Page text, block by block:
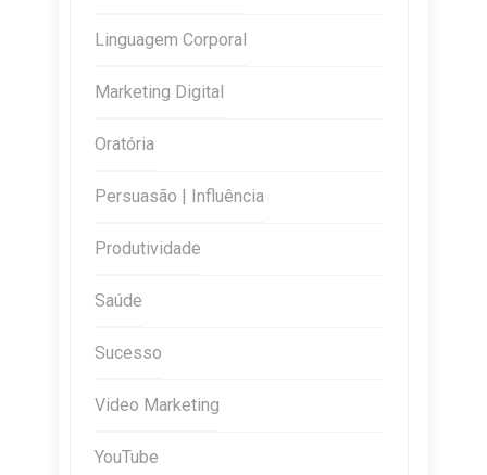
Linguagem Corporal
Marketing Digital
Oratória
Persuasão | Influência
Produtividade
Saúde
Sucesso
Video Marketing
YouTube